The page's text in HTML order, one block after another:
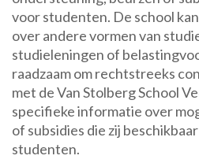
voor studenten. De school
over andere vormen van
studieleningen of
raadzaam om rechtstreeks
met de Van Stolberg School
specifieke informatie over
of subsidies die zij
studenten.